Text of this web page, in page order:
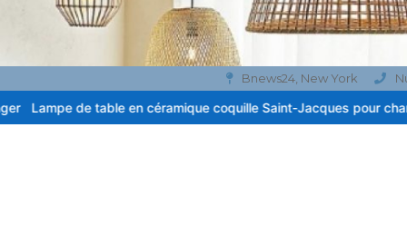
Bnews24, New York
en céramique coquille Saint-Jacques pour chambre côtière